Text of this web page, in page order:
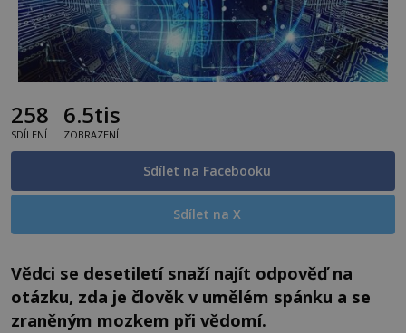
258
SDÍLENÍ
6.5tis
ZOBRAZENÍ
Sdílet na Facebooku
Sdílet na X
Vědci se desetiletí snaží najít odpověď na
otázku, zda je člověk v umělém spánku a se
zraněným mozkem při vědomí.